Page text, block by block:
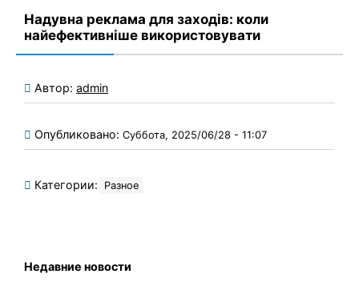
Надувна реклама для заходів: коли
найефективніше використовувати
Автор: admin
Опубликовано: Суббота, 2025/06/28 - 11:07
Категории: Разное
Недавние новости